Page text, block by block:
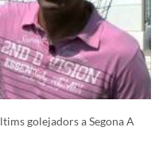
golejadors a Segona A